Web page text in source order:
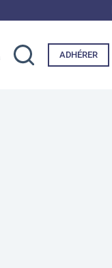
ADHÉRER